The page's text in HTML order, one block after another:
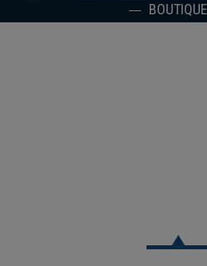
BOUTIQUE